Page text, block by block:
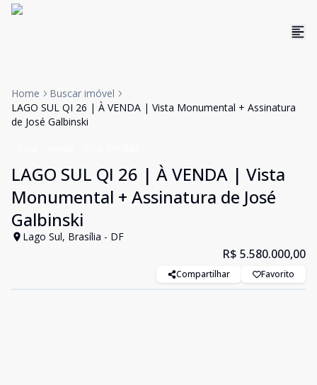
Home
Buscar imóvel
LAGO SUL QI 26 | À VENDA | Vista Monumental + Assinatura
de José Galbinski
LAGO SUL QI 26 | À VENDA | Vista
Monumental + Assinatura de José
Galbinski
Lago Sul, Brasília - DF
R$ 5.580.000,00
Compartilhar Favorito